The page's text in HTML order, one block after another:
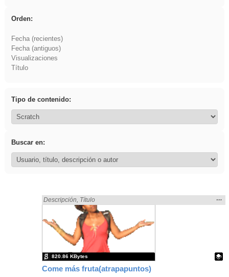
Orden:
Fecha (recientes)
Fecha (antiguos)
Visualizaciones
Título
Tipo de contenido:
Buscar en:
Come más fruta(atrapapuntos)
Encontrado «fruto» en:
Descripción Título
la
…
820.86 KBytes